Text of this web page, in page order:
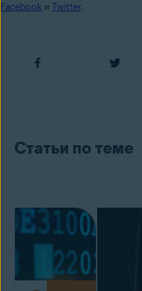
Facebook и Twitter.
Статьи по теме